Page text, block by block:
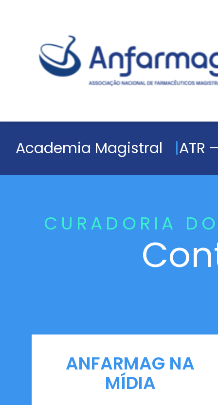
Academia Magistral ATR
CURADORIA
ANFARMAG NA
MÍDIA